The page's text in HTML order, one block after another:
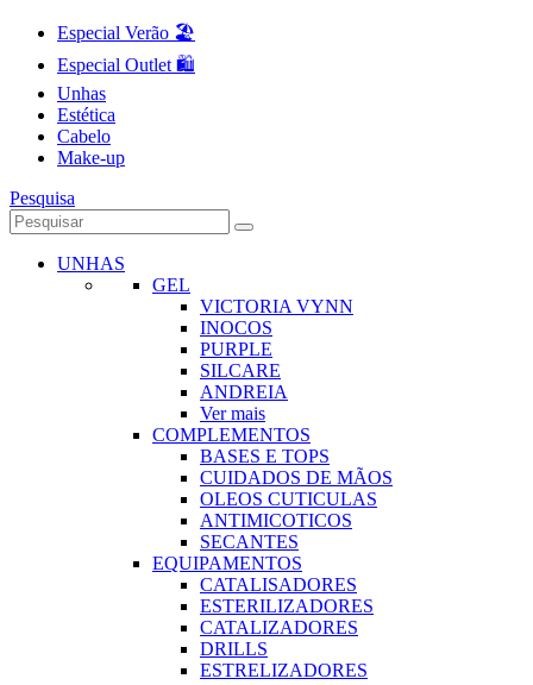
Especial Verão 🏖️
Especial Outlet 🛍️
Unhas
Estética
Cabelo
Make-up
Pesquisa
UNHAS
GEL
VICTORIA VYNN
INOCOS
PURPLE
SILCARE
ANDREIA
Ver mais
COMPLEMENTOS
BASES E TOPS
CUIDADOS DE MÃOS
OLEOS CUTICULAS
ANTIMICOTICOS
SECANTES
EQUIPAMENTOS
CATALISADORES
ESTERILIZADORES
CATALIZADORES
DRILLS
ESTRELIZADORES